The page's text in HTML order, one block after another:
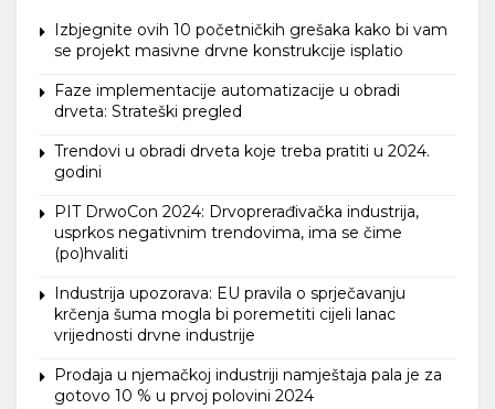
Izbjegnite ovih 10 početničkih grešaka kako bi vam
se projekt masivne drvne konstrukcije isplatio
Faze implementacije automatizacije u obradi
drveta: Strateški pregled
Trendovi u obradi drveta koje treba pratiti u 2024.
godini
PIT DrwoCon 2024: Drvoprerađivačka industrija,
usprkos negativnim trendovima, ima se čime
(po)hvaliti
Industrija upozorava: EU pravila o sprječavanju
krčenja šuma mogla bi poremetiti cijeli lanac
vrijednosti drvne industrije
Prodaja u njemačkoj industriji namještaja pala je za
gotovo 10 % u prvoj polovini 2024